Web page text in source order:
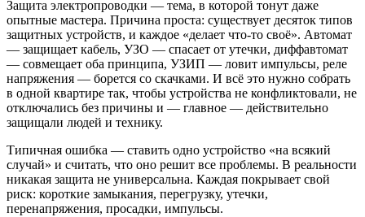
Защита электропроводки — тема, в которой тонут даже
опытные мастера. Причина проста: существует десяток типов
защитных устройств, и каждое «делает что-то своё». Автомат
— защищает кабель, УЗО — спасает от утечки, диффавтомат
— совмещает оба принципа, УЗИП — ловит импульсы, реле
напряжения — борется со скачками. И всё это нужно собрать
в одной квартире так, чтобы устройства не конфликтовали, не
отключались без причины и — главное — действительно
защищали людей и технику.
Типичная ошибка — ставить одно устройство «на всякий
случай» и считать, что оно решит все проблемы. В реальности
никакая защита не универсальна. Каждая покрывает свой
риск: короткие замыкания, перегрузку, утечки,
перенапряжения, просадки, импульсы.